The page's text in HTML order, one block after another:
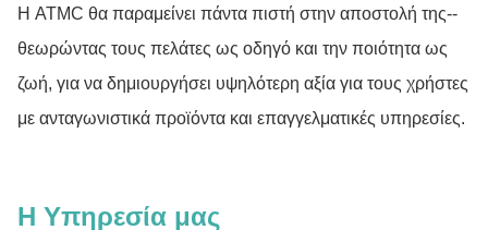
Η ATMC θα παραμείνει πάντα πιστή στην αποστολή της--
θεωρώντας τους πελάτες ως οδηγό και την ποιότητα ως
ζωή, για να δημιουργήσει υψηλότερη αξία για τους χρήστες
με ανταγωνιστικά προϊόντα και επαγγελματικές υπηρεσίες.
Η Υπηρεσία μας